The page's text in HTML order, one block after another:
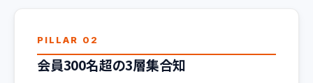
PILLAR 02
会員300名超の3層集合知